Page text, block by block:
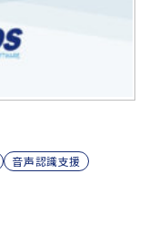
音声認識支援